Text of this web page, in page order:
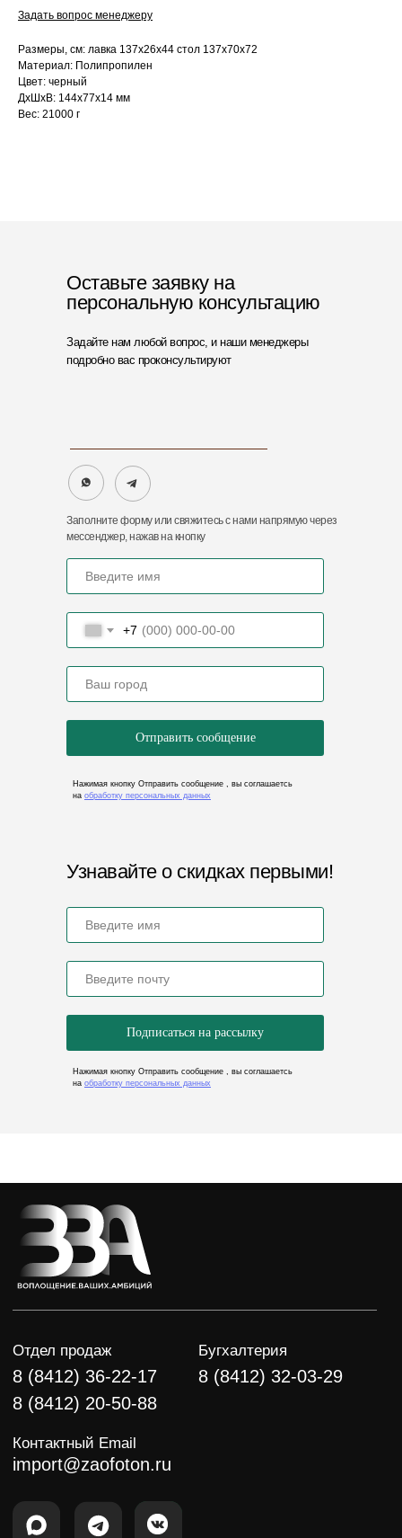
Задать вопрос менеджеру
Размеры, см: лавка 137х26х44 стол 137х70х72
Материал: Полипропилен
Цвет: черный
ДxШxВ: 144x77x14 мм
Вес: 21000 г
Оставьте заявку на
персональную консультацию
Задайте нам любой вопрос, и наши менеджеры
подробно вас проконсультируют
Узнавайте о скидках первыми!
Подписаться на рассылку
Нажимая кнопку Отправить сообщение , вы соглашаетсь
на обработку персональных данных
Нажимая кнопку Отправить сообщение , вы соглашаетсь
на обработку персональных данных
+7
Отправить сообщение
Заполните форму или свяжитесь с нами напрямую через
мессенджер, нажав на кнопку
440068, Пензенская обл., г.
Пенза, ул. Рябова, 2А
ИНН 5837084534
8 (8412) 36-22-17
8 (8412) 20-50-88
import@zaofoton.ru
Отдел продаж
8 (8412) 32-03-29
Бугхалтерия